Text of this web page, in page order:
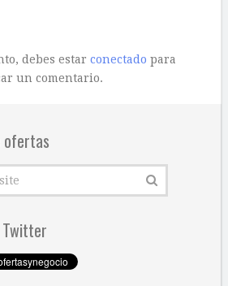
debes estar conectado para
un comentario.
ofertas
Twitter